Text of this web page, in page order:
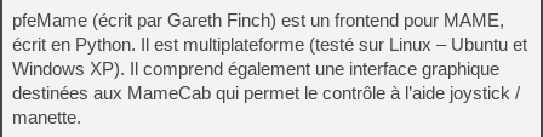
pfeMame (écrit par Gareth Finch) est un frontend pour MAME,
écrit en Python. Il est multiplateforme (testé sur Linux – Ubuntu et
Windows XP). Il comprend également une interface graphique
destinées aux MameCab qui permet le contrôle à l’aide joystick /
manette.